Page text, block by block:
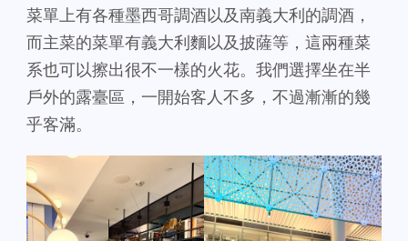
菜單上有各種墨西哥調酒以及南義大利的調酒，
而主菜的菜單有義大利麵以及披薩等，這兩種菜
系也可以擦出很不一樣的火花。我們選擇坐在半
戶外的露臺區，一開始客人不多，不過漸漸的幾
乎客滿。